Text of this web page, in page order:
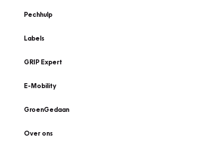
Pechhulp
Labels
GRIP Expert
E-Mobility
GroenGedaan
Over ons